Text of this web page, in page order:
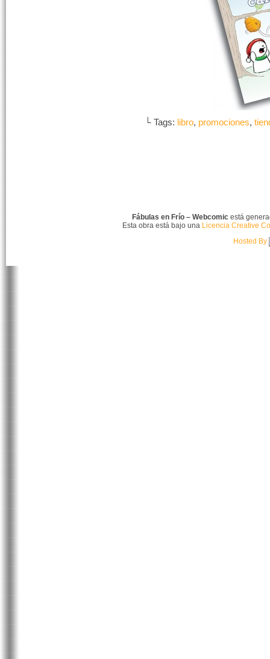
└ Tags: libro, promociones,
Fábulas en Frío – Webcomicestá
Esta obra está bajo una Licencia Creative
Hosted By